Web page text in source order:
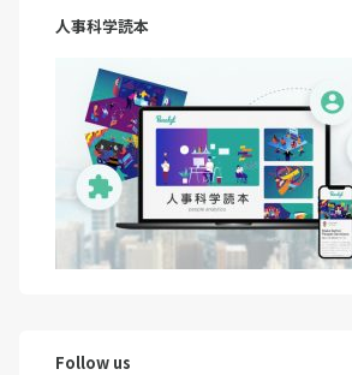
人事科学読本
Follow us